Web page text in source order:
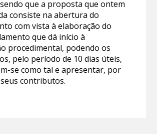
que a proposta que ontem
consiste na abertura do
com vista à elaboração do
que dá início à
procedimental, podendo os
pelo período de 10 dias úteis,
se como tal e apresentar, por
contributos.